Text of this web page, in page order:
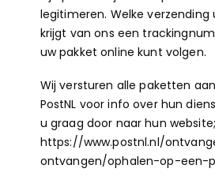
legitimeren. Welke verzending
krijgt van ons een
uw pakket online kunt volgen.
Wij versturen alle paketten
PostNL voor info over hun
u graag door naar hun website;
https://www.postnl.nl/
ontvangen/ophalen-op-een-